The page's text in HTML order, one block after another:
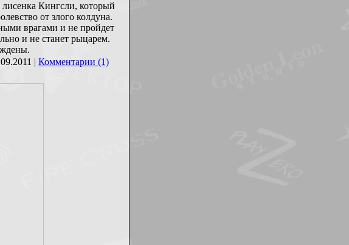
Кингсли, который
от злого колдуна.
врагами и не пройдет
и не станет рыцарем.
| Комментарии (1)